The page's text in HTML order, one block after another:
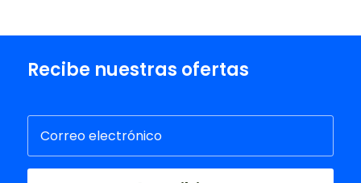
Recibe nuestras ofertas